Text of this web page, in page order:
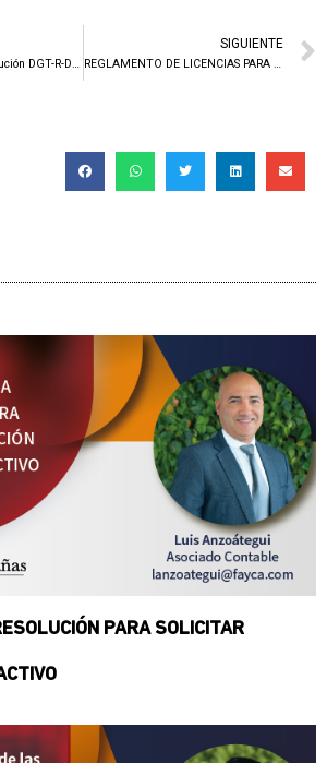
Publicación de la resolución DGT-R-DEV-01-2022 que reconoce el derecho al crédito de los montos de más por concepto del Impuesto a la Propiedad de Vehículos Automotores del periodo 2023
SIGUIENTE
REGLAMENTO DE LICENCIAS PARA ACTIVIDADES LUCRATIVAS Y EL COBRO DEL IMPUESTO DE ESPECTÁCULOS PÚBLICOS DE LA MUNICIPALIDAD DEL CANTÓN DE SANTA ANA
PARA SOLICITAR